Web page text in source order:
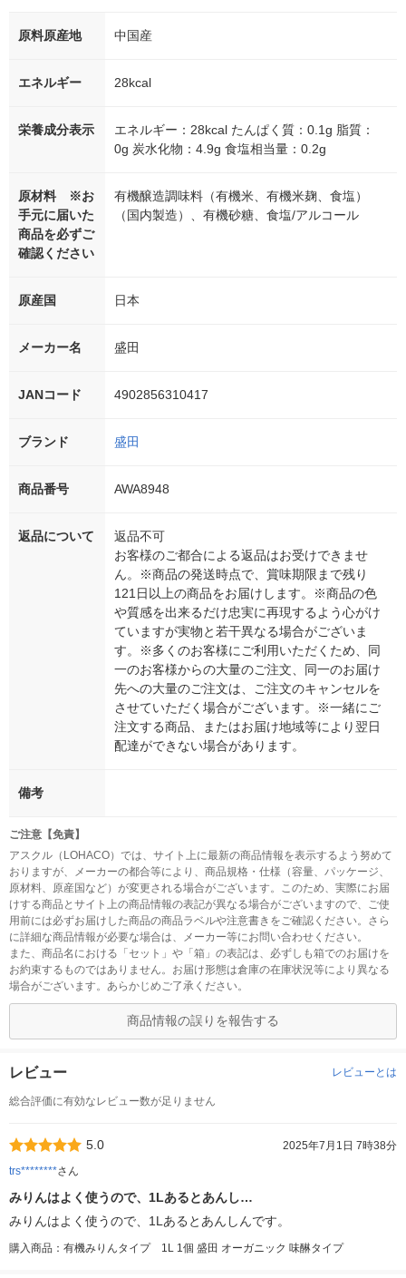
原料原産地 中国産
エネルギー 28kcal
栄養成分表示
エネルギー：28kcal たんぱく質：0.1g 脂質：
0g 炭水化物：4.9g 食塩相当量：0.2g
原材料 ※お
手元に届いた
商品を必ずご
確認ください
有機醸造調味料（有機米、有機米麹、食塩）
（国内製造）、有機砂糖、食塩/アルコール
原産国 日本
メーカー名 盛田
JANコード 4902856310417
ブランド 盛田
商品番号 AWA8948
返品について
返品不可
お客様のご都合による返品はお受けできませ
ん。※商品の発送時点で、賞味期限まで残り
121日以上の商品をお届けします。※商品の色
や質感を出来るだけ忠実に再現するよう心がけ
ていますが実物と若干異なる場合がございま
す。※多くのお客様にご利用いただくため、同
一のお客様からの大量のご注文、同一のお届け
先への大量のご注文は、ご注文のキャンセルを
させていただく場合がございます。※一緒にご
注文する商品、またはお届け地域等により翌日
配達ができない場合があります。
備考
ご注意【免責】
アスクル（LOHACO）では、サイト上に最新の商品情報を表示するよう努めて
おりますが、メーカーの都合等により、商品規格・仕様（容量、パッケージ、
原材料、原産国など）が変更される場合がございます。このため、実際にお届
けする商品とサイト上の商品情報の表記が異なる場合がございますので、ご使
用前には必ずお届けした商品の商品ラベルや注意書きをご確認ください。さら
に詳細な商品情報が必要な場合は、メーカー等にお問い合わせください。
また、商品名における「セット」や「箱」の表記は、必ずしも箱でのお届けを
お約束するものではありません。お届け形態は倉庫の在庫状況等により異なる
場合がございます。あらかじめご了承ください。
商品情報の誤りを報告する
レビュー レビューとは
総合評価に有効なレビュー数が足りません
5.0
2025年7月1日 7時38分
trs********さん
みりんはよく使うので、1Lあるとあんし…
みりんはよく使うので、1Lあるとあんしんです。
購入商品：有機みりんタイプ 1L 1個 盛田 オーガニック 味醂タイプ